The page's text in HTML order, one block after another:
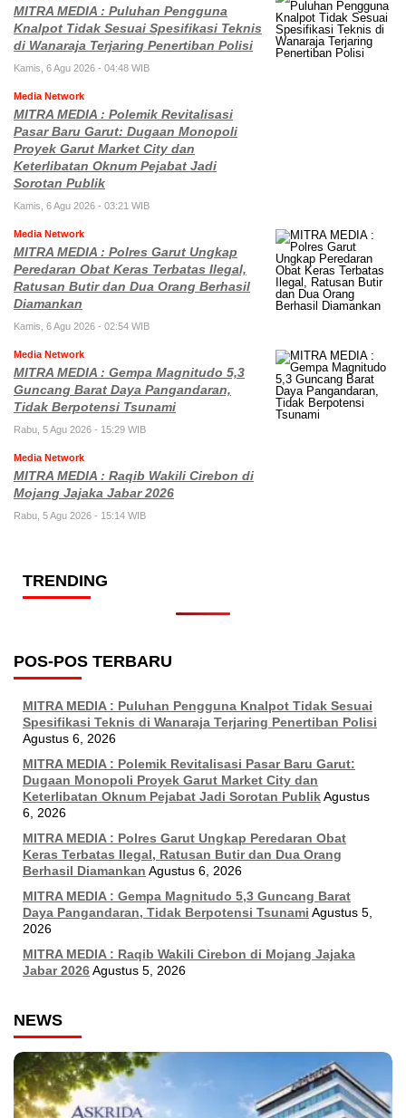
MITRA MEDIA : Puluhan Pengguna
Knalpot Tidak Sesuai Spesifikasi Teknis
di Wanaraja Terjaring Penertiban Polisi
Kamis, 6 Agu 2026 - 04:48 WIB
Media Network
MITRA MEDIA : Polemik Revitalisasi
Pasar Baru Garut: Dugaan Monopoli
Proyek Garut Market City dan
Keterlibatan Oknum Pejabat Jadi
Sorotan Publik
Kamis, 6 Agu 2026 - 03:21 WIB
Media Network
MITRA MEDIA : Polres Garut Ungkap
Peredaran Obat Keras Terbatas Ilegal,
Ratusan Butir dan Dua Orang Berhasil
Diamankan
Kamis, 6 Agu 2026 - 02:54 WIB
Media Network
MITRA MEDIA : Gempa Magnitudo 5,3
Guncang Barat Daya Pangandaran,
Tidak Berpotensi Tsunami
Rabu, 5 Agu 2026 - 15:29 WIB
Media Network
MITRA MEDIA : Raqib Wakili Cirebon di
Mojang Jajaka Jabar 2026
Rabu, 5 Agu 2026 - 15:14 WIB
TRENDING
POS-POS TERBARU
MITRA MEDIA : Puluhan Pengguna Knalpot Tidak Sesuai
Spesifikasi Teknis di Wanaraja Terjaring Penertiban Polisi
Agustus 6, 2026
MITRA MEDIA : Polemik Revitalisasi Pasar Baru Garut:
Dugaan Monopoli Proyek Garut Market City dan
Keterlibatan Oknum Pejabat Jadi Sorotan PublikAgustus
6, 2026
MITRA MEDIA : Polres Garut Ungkap Peredaran Obat
Keras Terbatas Ilegal, Ratusan Butir dan Dua Orang
Berhasil Diamankan Agustus 6, 2026
MITRA MEDIA : Gempa Magnitudo 5,3 Guncang Barat
Daya Pangandaran, Tidak Berpotensi Tsunami Agustus 5,
2026
MITRA MEDIA : Raqib Wakili Cirebon di Mojang Jajaka
Jabar 2026Agustus 5, 2026
NEWS